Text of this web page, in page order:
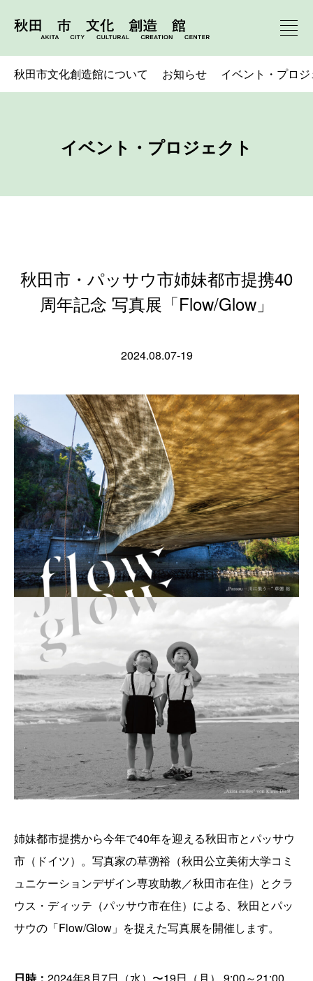
秋田市文化創造館について お知らせ イベント・プロ
イベント・プロジェクト
秋田市・パッサウ市姉妹都市提携40
周年記念 写真展「Flow/Glow」
2024.08.07-19
姉妹都市提携から今年で40年を迎える秋田市とパッサウ
市（ドイツ）。写真家の草彅裕（秋田公立美術大学コミ
ュニケーションデザイン専攻助教／秋田市在住）とクラ
ウス・ディッテ（パッサウ市在住）による、秋田とパッ
サウの「Flow/Glow」を捉えた写真展を開催します。
日時： 2024年8月7日（水）〜19日（月） 9:00～21:00